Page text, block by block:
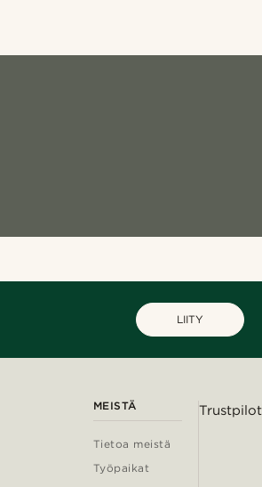
LIITY
MEISTÄ
Tietoa meistä
Työpaikat
Trustpilot